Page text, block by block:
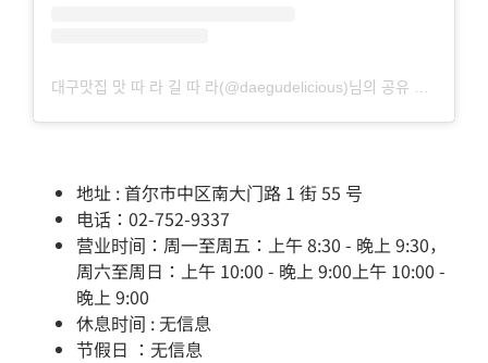
地址 : 首尔市中区南大门路 1 街 55 号
电话：02-752-9337
营业时间：周一至周五：上午 8:30 - 晚上 9:30，
周六至周日：上午 10:00 - 晚上 9:00上午 10:00 -
晚上 9:00
休息时间 : 无信息
节假日 ：无信息